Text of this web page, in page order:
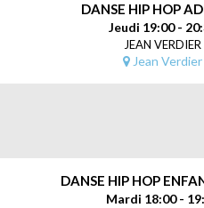
Paris
est une danse debout
DANSE HIP HOP
Jeudi 19:00 -
JEAN VERDIER
Jean Verdier
DANSE HIP HOP
Mardi 18:00 -